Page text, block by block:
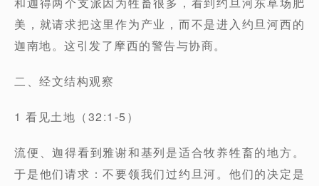
美，就请求把这里作为产业，而不是进入约旦河西的
迦南地。这引发了摩西的警告与协商。
二、经文结构观察
1 看见土地（32:1-5）
流便、迦得看到雅谢和基列是适合牧养牲畜的地方。
于是他们请求：不要领我们过约旦河。他们的决定是